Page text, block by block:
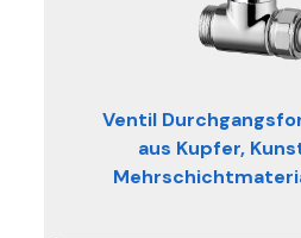
Ventil
aus Kupfer,